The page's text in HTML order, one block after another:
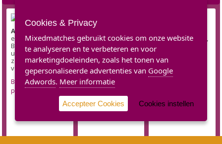
Alan Bernard
een 55 jarige
Blanke Man, komt
uit Arnhem en
zoekt een Vrouw
voor een relatie!
Bekijk volledig
profiel
Nigell
jarige Gekleurde
Man, komt uit
Voorburg en zoekt
een Vrouw voor
een relatie!
Bekijk volledig
profiel
jarige Blanke Man,
komt uit Pijnacker
en zoekt een
Gekleurde Vrouw
voor een relatie!
Cookies & Privacy
Mixedmatches gebruikt cookies om onze website
te analyseren en te verbeteren en voor
marketingdoeleinden, zoals het tonen van
gepersonaliseerde advertenties van Google
Adwords. Meer informatie
Accepteer Cookies Cookies instellen